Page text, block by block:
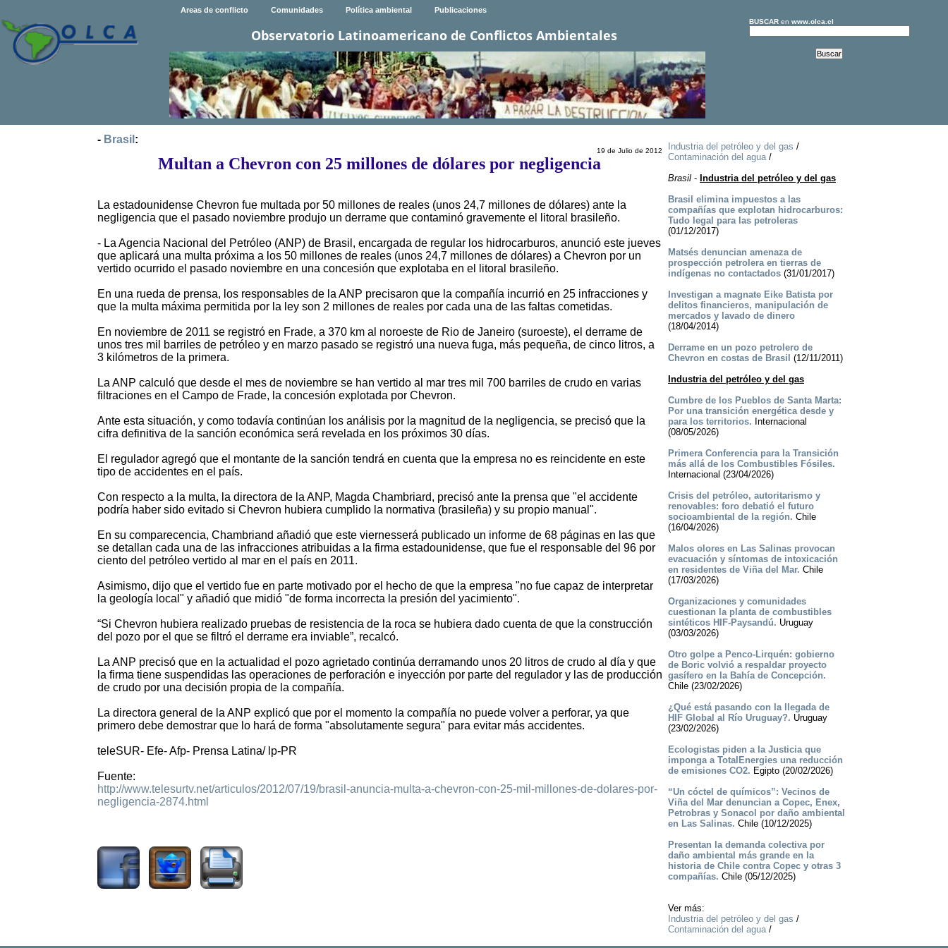
Areas de conflicto Comunidades Política ambiental Publicaciones
Observatorio Latinoamericano de Conflictos Ambientales
BUSCARen www.olca.cl
- Brasil :
19 de Julio de 2012
Multan a Chevron con 25 millones de dólares por negligencia
La estadounidense Chevron fue multada por 50 millones de reales (unos 24,7 millones de dólares) ante la
negligencia que el pasado noviembre produjo un derrame que contaminó gravemente el litoral brasileño.
- La Agencia Nacional del Petróleo (ANP) de Brasil, encargada de regular los hidrocarburos, anunció este jueves
que aplicará una multa próxima a los 50 millones de reales (unos 24,7 millones de dólares) a Chevron por un
vertido ocurrido el pasado noviembre en una concesión que explotaba en el litoral brasileño.
En una rueda de prensa, los responsables de la ANP precisaron que la compañía incurrió en 25 infracciones y
que la multa máxima permitida por la ley son 2 millones de reales por cada una de las faltas cometidas.
En noviembre de 2011 se registró en Frade, a 370 km al noroeste de Rio de Janeiro (suroeste), el derrame de
unos tres mil barriles de petróleo y en marzo pasado se registró una nueva fuga, más pequeña, de cinco litros, a
3 kilómetros de la primera.
La ANP calculó que desde el mes de noviembre se han vertido al mar tres mil 700 barriles de crudo en varias
filtraciones en el Campo de Frade, la concesión explotada por Chevron.
Ante esta situación, y como todavía continúan los análisis por la magnitud de la negligencia, se precisó que la
cifra definitiva de la sanción económica será revelada en los próximos 30 días.
El regulador agregó que el montante de la sanción tendrá en cuenta que la empresa no es reincidente en este
tipo de accidentes en el país.
Con respecto a la multa, la directora de la ANP, Magda Chambriard, precisó ante la prensa que "el accidente
podría haber sido evitado si Chevron hubiera cumplido la normativa (brasileña) y su propio manual".
En su comparecencia, Chambriand añadió que este viernesserá publicado un informe de 68 páginas en las que
se detallan cada una de las infracciones atribuidas a la firma estadounidense, que fue el responsable del 96 por
ciento del petróleo vertido al mar en el país en 2011.
Asimismo, dijo que el vertido fue en parte motivado por el hecho de que la empresa "no fue capaz de interpretar
la geología local" y añadió que midió "de forma incorrecta la presión del yacimiento".
“Si Chevron hubiera realizado pruebas de resistencia de la roca se hubiera dado cuenta de que la construcción
del pozo por el que se filtró el derrame era inviable”, recalcó.
La ANP precisó que en la actualidad el pozo agrietado continúa derramando unos 20 litros de crudo al día y que
la firma tiene suspendidas las operaciones de perforación e inyección por parte del regulador y las de producción
de crudo por una decisión propia de la compañía.
La directora general de la ANP explicó que por el momento la compañía no puede volver a perforar, ya que
primero debe demostrar que lo hará de forma "absolutamente segura" para evitar más accidentes.
teleSUR- Efe- Afp- Prensa Latina/ lp-PR
Fuente:
http://www.telesurtv.net/articulos/2012/07/19/brasil-anuncia-multa-a-chevron-con-25-mil-millones-de-dolares-por-
negligencia-2874.html
Industria del petróleo y del gas /
Contaminación del agua/
Brasil- Industria del petróleo y del gas
Brasil elimina impuestos a las
compañías que explotan hidrocarburos:
Tudo legal para las petroleras
(01/12/2017)
Matsés denuncian amenaza de
prospección petrolera en tierras de
indígenas no contactados(31/01/2017)
Investigan a magnate Eike Batista por
delitos financieros, manipulación de
mercados y lavado de dinero
(18/04/2014)
Derrame en un pozo petrolero de
Chevron en costas de Brasil (12/11/2011)
Industria del petróleo y del gas
Cumbre de los Pueblos de Santa Marta:
Por una transición energética desde y
para los territorios. Internacional
(08/05/2026)
Primera Conferencia para la Transición
más allá de los Combustibles Fósiles.
Internacional (23/04/2026)
Crisis del petróleo, autoritarismo y
renovables: foro debatió el futuro
socioambiental de la región. Chile
(16/04/2026)
Malos olores en Las Salinas provocan
evacuación y síntomas de intoxicación
en residentes de Viña del Mar. Chile
(17/03/2026)
Organizaciones y comunidades
cuestionan la planta de combustibles
sintéticos HIF-Paysandú. Uruguay
(03/03/2026)
Otro golpe a Penco-Lirquén: gobierno
de Boric volvió a respaldar proyecto
gasífero en la Bahía de Concepción.
Chile (23/02/2026)
¿Qué está pasando con la llegada de
HIF Global al Río Uruguay?. Uruguay
(23/02/2026)
Ecologistas piden a la Justicia que
imponga a TotalEnergies una reducción
de emisiones CO2. Egipto (20/02/2026)
“Un cóctel de químicos”: Vecinos de
Viña del Mar denuncian a Copec, Enex,
Petrobras y Sonacol por daño ambiental
en Las Salinas. Chile (10/12/2025)
Presentan la demanda colectiva por
daño ambiental más grande en la
historia de Chile contra Copec y otras 3
compañías. Chile (05/12/2025)
Ver más:
Industria del petróleo y del gas /
Contaminación del agua/